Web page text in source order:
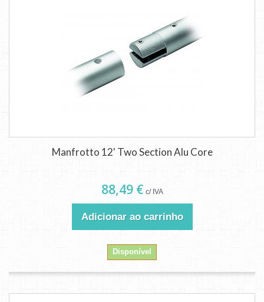
Manfrotto 12' Two Section Alu Core
88,49 € c/ IVA
Adicionar ao carrinho
Disponível